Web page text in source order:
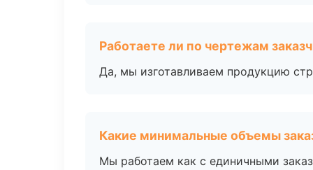
Работаете ли по чертежам
Да, мы изготавливаем продукцию
Какие минимальные объемы
Мы работаем как с единичными